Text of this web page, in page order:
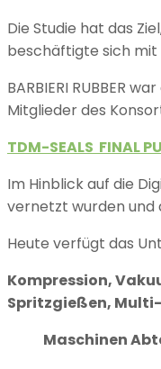
Die Studie hat das
beschäftigte sich mit
BARBIERI RUBBER
Mitglieder des
TDM-SEALS FINAL
Im Hinblick auf die
vernetzt wurden und
Heute verfügt das
Kompression,
Spritzgießen,
Maschinen